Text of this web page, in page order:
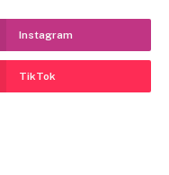
Instagram
TikTok